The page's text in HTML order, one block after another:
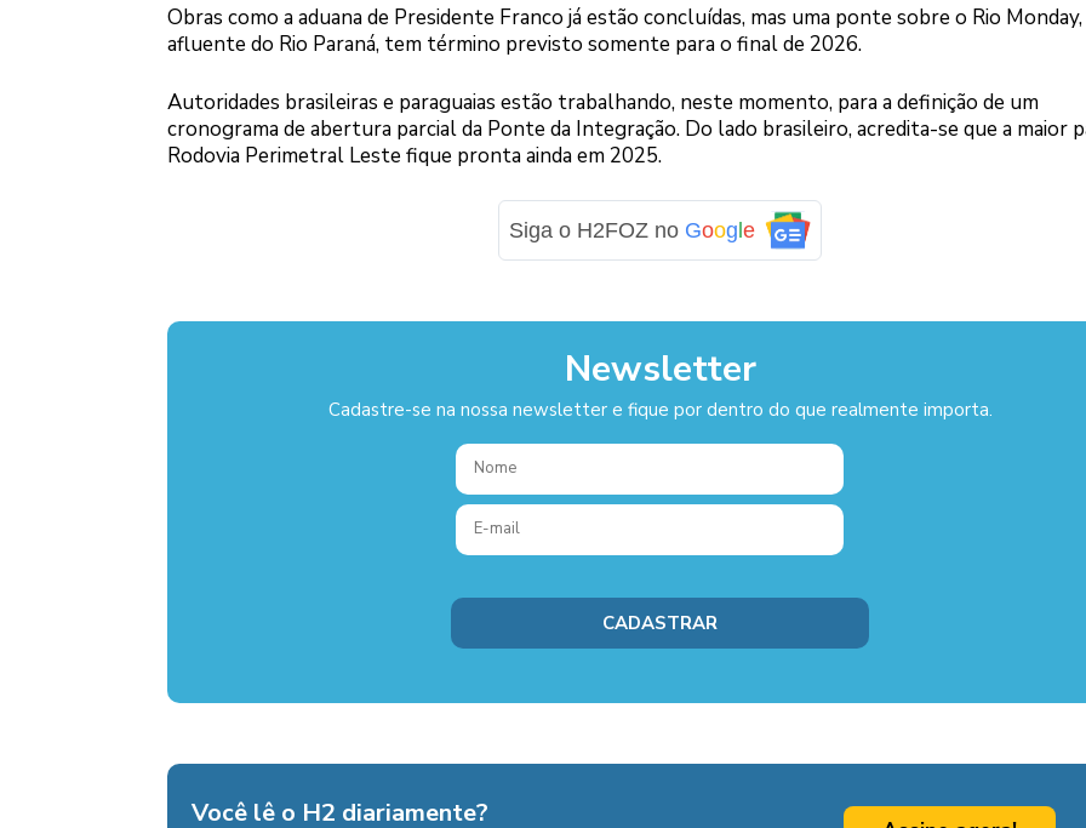
Obras como a aduana de Presidente Franco já estão concluídas, mas uma ponte sobre o Rio Monday,
afluente do Rio Paraná, tem término previsto somente para o final de 2026.
Autoridades brasileiras e paraguaias estão trabalhando, neste momento, para a definição de um
cronograma de abertura parcial da Ponte da Integração. Do lado brasileiro, acredita-se que a maior
Rodovia Perimetral Leste fique pronta ainda em 2025.
Siga o H2FOZ no Goog le
Newsletter
Cadastre-se na nossa newsletter e fique por dentro do que realmente importa.
Você lê o H2 diariamente?